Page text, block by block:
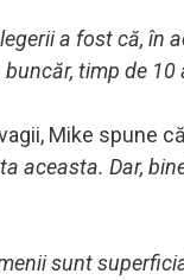
a fost că, în
timp de 10
Mike spune
aceasta. Dar,
sunt